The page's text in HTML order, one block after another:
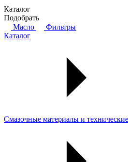
Каталог
Подобрать
Масло
Фильтры
Каталог
Смазочные материалы и